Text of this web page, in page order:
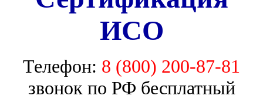
ИСО
Телефон: 8 (800) 200-87-81
звонок по РФ бесплатный